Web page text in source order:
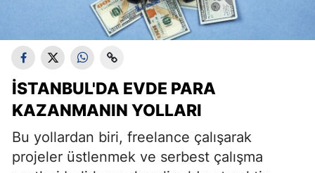
İSTANBUL'DA EVDE PARA
KAZANMANIN YOLLARI
Bu yollardan biri, freelance çalışarak
projeler üstlenmek ve serbest çalışma